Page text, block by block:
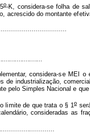
o-K, considera-se folha de
acrescido do montante efetiv
ementar, considera-se MEI o
s de industrialização, com
pelo Simples Nacional e qu
o limite de que trata o § 1 o ser
consideradas as f